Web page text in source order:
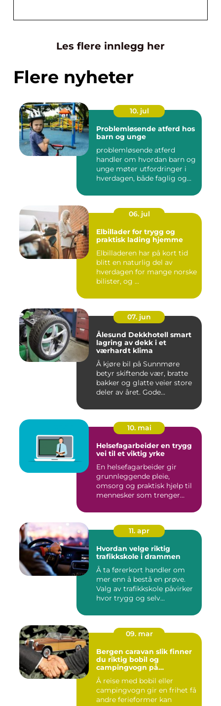
Les flere innlegg her
Flere nyheter
10. jul
Problemløsende atferd hos
barn og unge
problemløsende atferd
handler om hvordan barn og
unge møter utfordringer i
hverdagen, både faglig og...
06. jul
Elbillader for trygg og
praktisk lading hjemme
Elbilladeren har på kort tid
blitt en naturlig del av
hverdagen for mange norske
bilister, og ...
07. jun
Ålesund Dekkhotell smart
lagring av dekk i et
værhardt klima
Å kjøre bil på Sunnmøre
betyr skiftende vær, bratte
bakker og glatte veier store
deler av året. Gode...
10. mai
Helsefagarbeider en trygg
vei til et viktig yrke
En helsefagarbeider gir
grunnleggende pleie,
omsorg og praktisk hjelp til
mennesker som trenger
11. apr
Hvordan velge riktig
trafikkskole i drammen
Å ta førerkort handler om
mer enn å bestå en prøve.
Valg av trafikkskole påvirker
hvor trygg og selv...
09. mar
Bergen caravan slik finner
du riktig bobil og
campingvogn på
vestlandet
Å reise med bobil eller
campingvogn gir en frihet få
andre ferieformer kan